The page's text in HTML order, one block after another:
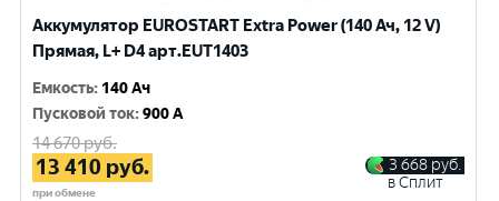
Аккумулятор EUROSTART Extra Power (140 Ач, 12 V)
Прямая, L+ D4 арт.EUT1403
Емкость: 140 Ач
Пусковой ток:900 A
14 670руб.
13 410 руб.
при обмене
3 668 руб.
в Сплит